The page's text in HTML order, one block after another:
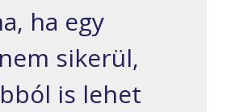
ha egy
sikerül,
is lehet